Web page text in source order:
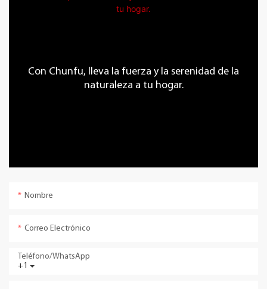
Con Chunfu, lleva la fuerza y ​​la serenidad de la
naturaleza a tu hogar.
Nombre
Correo Electrónico
+1
Teléfono/WhatsApp